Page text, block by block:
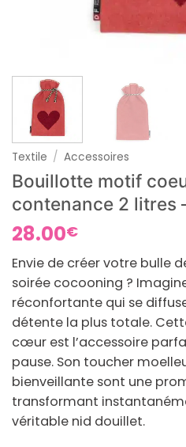
Textile / Accessoires
Bouillotte motif
contenance 2 litres
28.00€
Envie de créer votre bulle
soirée cocooning ?
réconfortante qui se
détente la plus totale.
cœur est l’accessoire
pause. Son toucher
bienveillante sont une
transformant
véritable nid douillet.